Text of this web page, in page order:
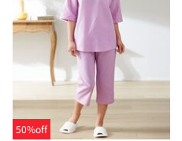
50%off